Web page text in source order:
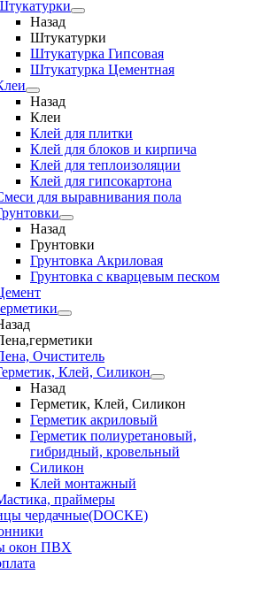
Назад
Штукатурки
Штукатурка Гипсовая
Штукатурка Цементная
Назад
Клеи
Клей для плитки
Клей для блоков и кирпича
Клей для теплоизоляции
Клей для гипсокартона
для выравнивания пола
Назад
Грунтовки
Грунтовка Акриловая
Грунтовка с кварцевым песком
Очиститель
Клей, Силикон
Назад
Герметик, Клей, Силикон
Герметик акриловый
Герметик полиуретановый,
гибридный, кровельный
Силикон
Клей монтажный
праймеры
чердачные(DOCKE)
окон ПВХ